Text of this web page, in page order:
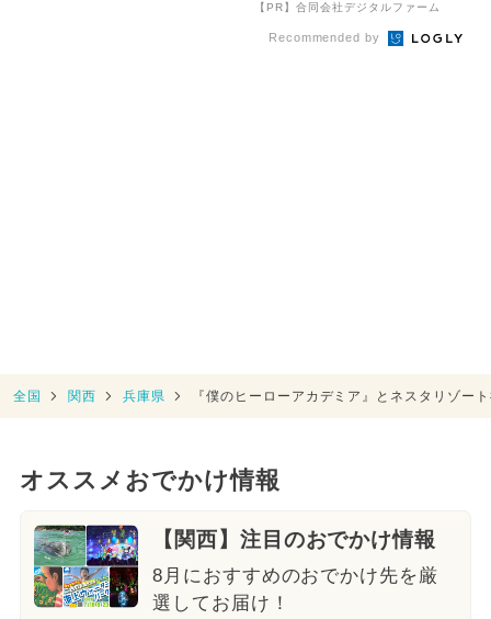
【PR】合同会社デジタルファーム
Recommended by
全国 関西 兵庫県 『僕のヒーローアカデミア』とネスタリゾ
オススメおでかけ情報
【関西】注目のおでかけ情報
8月におすすめのおでかけ先を厳
選してお届け！